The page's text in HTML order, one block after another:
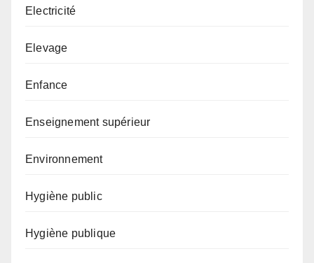
Electricité
Elevage
Enfance
Enseignement supérieur
Environnement
Hygiène public
Hygiène publique